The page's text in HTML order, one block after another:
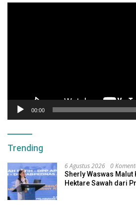
00:00
Trending
6 Agustus 2026 0
Sherly Waswas
Hektare Sawah dari